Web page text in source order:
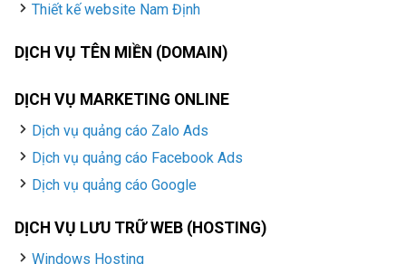
Thiết kế website Nam Định
DỊCH VỤ TÊN MIỀN (DOMAIN)
DỊCH VỤ MARKETING ONLINE
Dịch vụ quảng cáo Zalo Ads
Dịch vụ quảng cáo Facebook Ads
Dịch vụ quảng cáo Google
DỊCH VỤ LƯU TRỮ WEB (HOSTING)
Windows Hosting